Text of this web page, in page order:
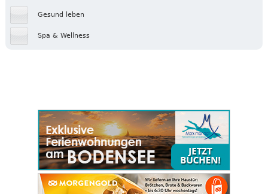
Gesund leben
Spa & Wellness